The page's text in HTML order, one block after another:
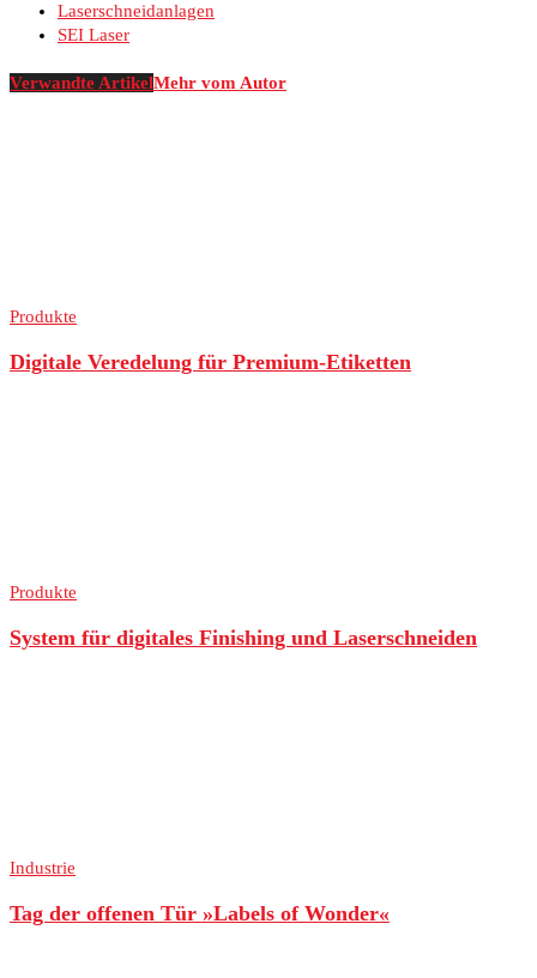
Laserschneidanlagen
SEI Laser
Verwandte ArtikelMehr vom Autor
Produkte
Digitale Veredelung für Premium-Etiketten
Produkte
System für digitales Finishing und Laserschneiden
Industrie
Tag der offenen Tür »Labels of Wonder«